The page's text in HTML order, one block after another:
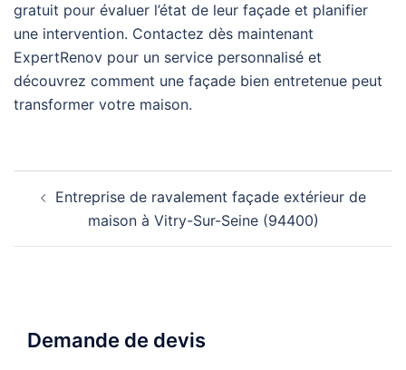
gratuit pour évaluer l’état de leur façade et planifier
une intervention. Contactez dès maintenant
ExpertRenov pour un service personnalisé et
découvrez comment une façade bien entretenue peut
transformer votre maison.
d’article
Entreprise de ravalement façade extérieur de
maison à Vitry-Sur-Seine (94400)
Demande de devis